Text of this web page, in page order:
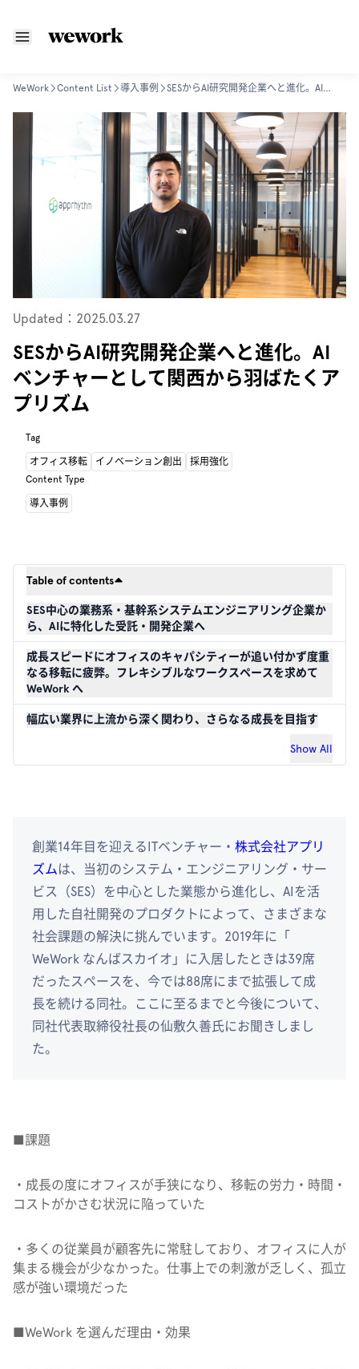
WeWork Content List 導入事例 SESからAI研究開発企業へと進化。AIベンチャーとして関西から羽ばたくアプリズム
Updated：2025.03.27
SESからAI研究開発企業へと進化。AI
ベンチャーとして関西から羽ばたくア
プリズム
Tag
オフィス移転 イノベーション創出
採用強化
Content Type
導入事例
Table of contents
SES中心の業務系・基幹系システムエンジニアリング企業か
ら、AIに特化した受託・開発企業へ
成長スピードにオフィスのキャパシティーが追い付かず度重
なる移転に疲弊。フレキシブルなワークスペースを求めて
WeWork へ
幅広い業界に上流から深く関わり、さらなる成長を目指す
Show All
創業14年目を迎えるITベンチャー・ 株式会社アプリ
ズムは、当初のシステム・エンジニアリング・サー
ビス（SES）を中心とした業態から進化し、AIを活
用した自社開発のプロダクトによって、さまざまな
社会課題の解決に挑んでいます。2019年に「
WeWork なんばスカイオ」に入居したときは39席
だったスペースを、今では88席にまで拡張して成
長を続ける同社。ここに至るまでと今後について、
同社代表取締役社長の仙敷久善氏にお聞きしまし
た。
■課題
・成長の度にオフィスが手狭になり、移転の労力・時間・
コストがかさむ状況に陥っていた
・多くの従業員が顧客先に常駐しており、オフィスに人が
集まる機会が少なかった。仕事上での刺激が乏しく、孤立
感が強い環境だった
■WeWork を選んだ理由・効果